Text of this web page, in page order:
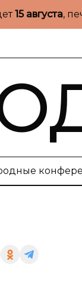
15 августа,